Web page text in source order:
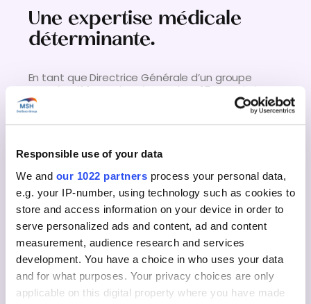
Responsible use of your data
We and our 1022 partners process your personal data,
e.g. your IP-number, using technology such as cookies to
store and access information on your device in order to
serve personalized ads and content, ad and content
measurement, audience research and services
development. You have a choice in who uses your data
and for what purposes. Your privacy choices are only
applicable on this digital property where you have made
Une expertise médicale
déterminante.
En tant que Directrice Générale d’un groupe
coopératif français présent dans 15 pays, j’ai
bénéficié d’un accompagnement exemplaire de
MSH, et tout particulièrement de l’équipe
médicale. Face à une intervention chirurgicale
rapidement un second avis médical, puis une
recommandé. Sa disponibilité, son suivi attentif
et sa réactivité – même les week-ends et jours
fériés – ont été déterminants dans le succès de
cette opération. Au-delà de l’acte médical, c’est
son engagement qui m’a permis de traverser
cette étape en toute confiance.